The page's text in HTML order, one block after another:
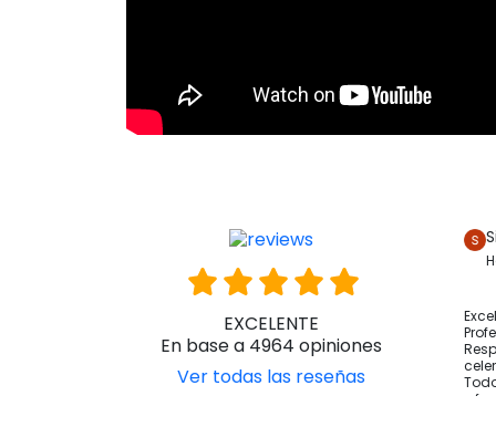
EXCELENTE
En base a 4964 opiniones
Ver todas las reseñas
y